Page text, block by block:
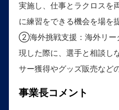
実施し、仕事とラクロスを
に練習をできる機会を場を
②海外挑戦支援：海外リー
現した際に、選手と相談し
サー獲得やグッズ販売など
事業長コメント